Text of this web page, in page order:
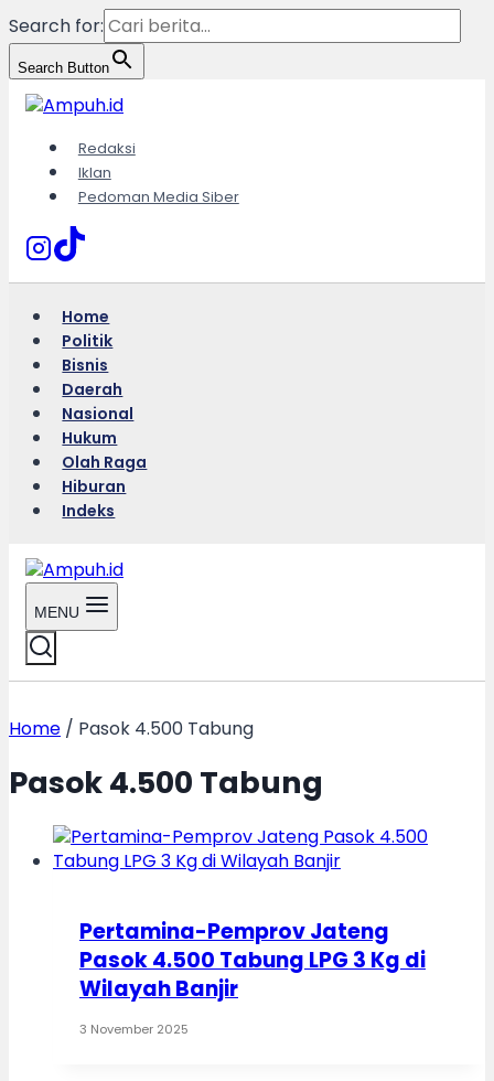
Search for:
Search Button
Skip
to
content
Redaksi
Iklan
Pedoman Media Siber
Home
Politik
Bisnis
Daerah
Nasional
Hukum
Olah Raga
Hiburan
Indeks
MENU
Home / Pasok 4.500 Tabung
Pasok 4.500 Tabung
Pertamina-Pemprov Jateng
Pasok 4.500 Tabung LPG 3 Kg di
Wilayah Banjir
3 November 2025